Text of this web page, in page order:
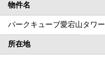
物件名
パークキューブ愛宕山タワー
所在地